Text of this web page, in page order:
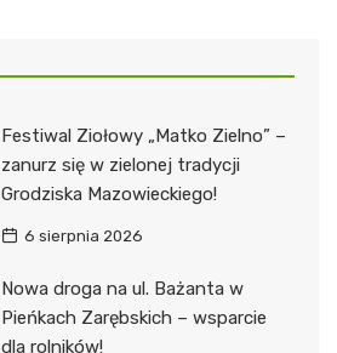
Festiwal Ziołowy „Matko Zielno” –
zanurz się w zielonej tradycji
Grodziska Mazowieckiego!
6 sierpnia 2026
Nowa droga na ul. Bażanta w
Pieńkach Zarębskich – wsparcie
dla rolników!